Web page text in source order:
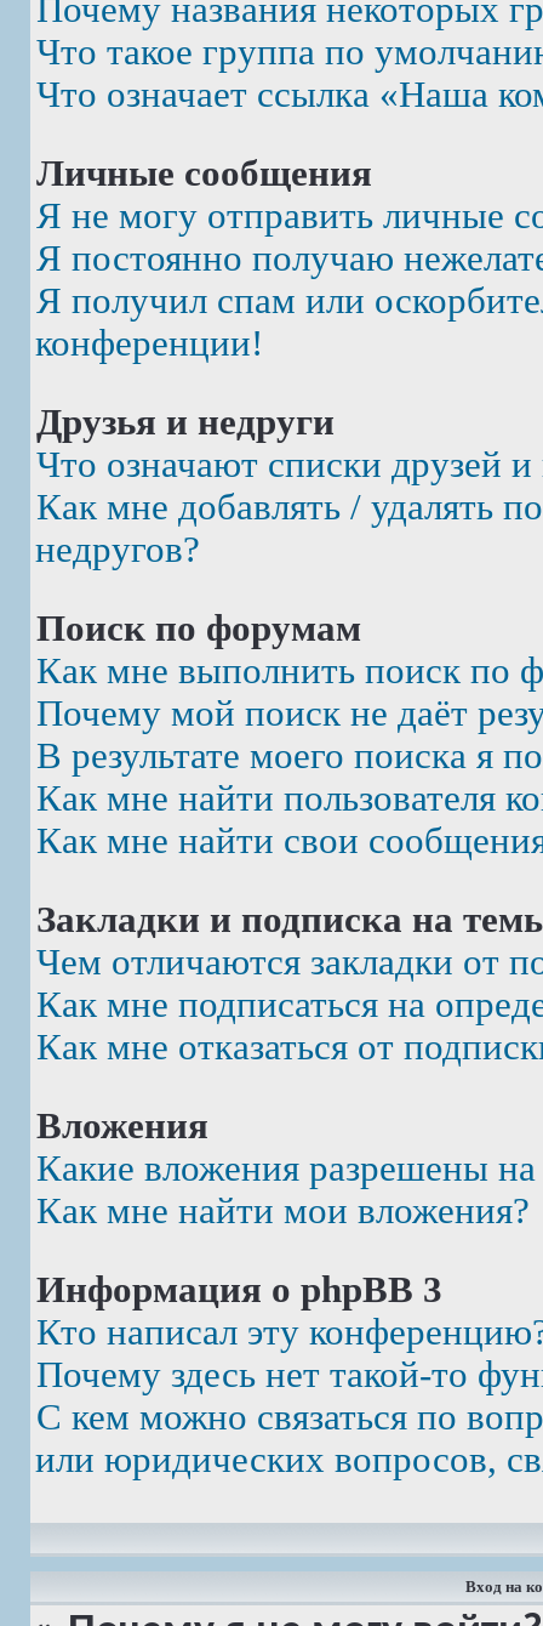
Почему названия некоторых
Что такое группа по
Что означает ссылка «Наша
Личные сообщения
Я не могу отправить личные
Я постоянно получаю
Я получил спам или
конференции!
Друзья и недруги
Что означают списки друзей и
Как мне добавлять / удалять
недругов?
Поиск по форумам
Как мне выполнить поиск по
Почему мой поиск не даёт
В результате моего поиска я
Как мне найти пользователя
Как мне найти свои
Закладки и подписка на
Чем отличаются закладки от
Как мне подписаться на
Как мне отказаться от
Вложения
Какие вложения разрешены
Как мне найти мои вложения?
Информация о phpBB 3
Кто написал эту
Почему здесь нет такой-то
С кем можно связаться по
или юридических вопросов,
Вход на